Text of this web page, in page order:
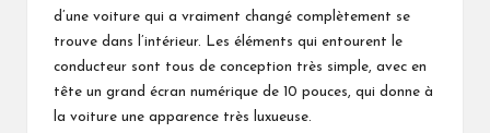
d’une voiture qui a vraiment changé complètement se
trouve dans l’intérieur. Les éléments qui entourent le
conducteur sont tous de conception très simple, avec en
tête un grand écran numérique de 10 pouces, qui donne à
la voiture une apparence très luxueuse.